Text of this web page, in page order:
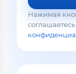
Нажимая